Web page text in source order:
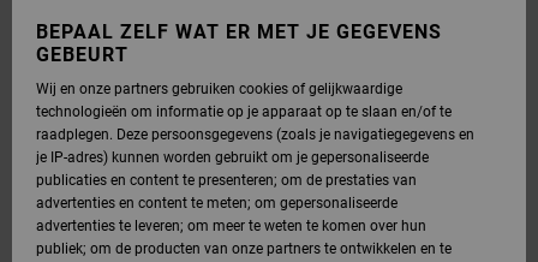
BEPAAL ZELF WAT ER MET JE GEGEVENS
GEBEURT
Wij en onze partners gebruiken cookies of gelijkwaardige
technologieën om informatie op je apparaat op te slaan en/of te
raadplegen. Deze persoonsgegevens (zoals je navigatiegegevens en
je IP-adres) kunnen worden gebruikt om je gepersonaliseerde
publicaties en content te presenteren; om de prestaties van
advertenties en content te meten; om gepersonaliseerde
advertenties te leveren; om meer te weten te komen over hun
publiek; om de producten van onze partners te ontwikkelen en te